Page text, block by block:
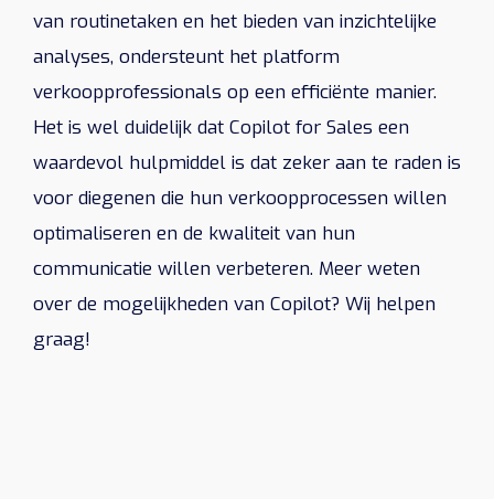
van routinetaken en het bieden van inzichtelijke
analyses, ondersteunt het platform
verkoopprofessionals op een efficiënte manier.
Het is wel duidelijk dat Copilot for Sales een
waardevol hulpmiddel is dat zeker aan te raden is
voor diegenen die hun verkoopprocessen willen
optimaliseren en de kwaliteit van hun
communicatie willen verbeteren. Meer weten
over de mogelijkheden van Copilot? Wij helpen
graag!